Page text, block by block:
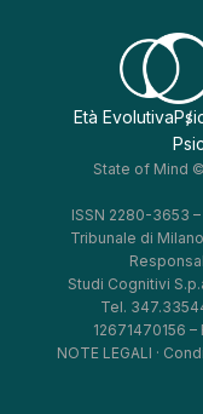
Età Evolutiva
State of Mind
ISSN 2280-3653
Tribunale di
Studi Cognitivi
Tel.
12671470156 –
NOTE LEGALI ·